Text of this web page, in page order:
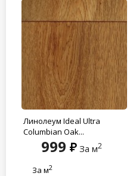
Линолеум Ideal Ultra
Columbian Oak...
999 За м2
За м2